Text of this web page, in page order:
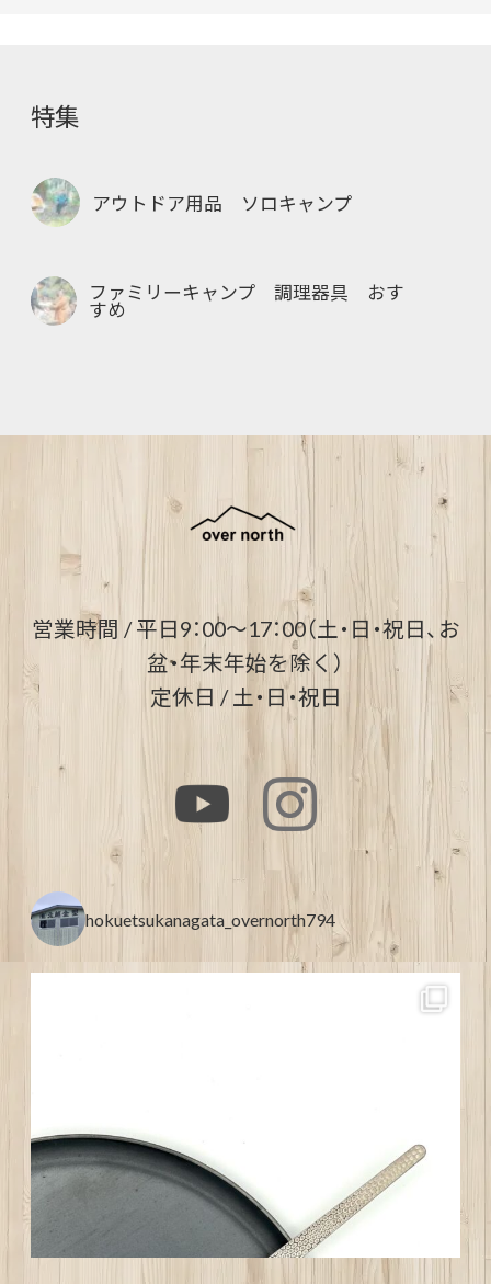
特集
アウトドア用品 ソロキャンプ
ファミリーキャンプ 調理器具 おす
すめ
営業時間 / 平日9：00～17：00（土・日・祝日、お
盆・年末年始を除く）
定休日 / 土・日・祝日
hokuetsukanagata_overnorth794